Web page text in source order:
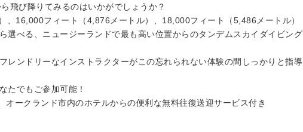
飛び降りてみるのはいかがでしょうか？
、16,000フィート（4,876メートル）、18,000フィート（5,486メートル）
選べる、ニュージーランドで最も高い位置からのタンデムスカイダイビング
レンドリーなインストラクターがこの忘れられない体験の間しっかりと指導
たでもご参加可能！
オークランド市内のホテルからの便利な無料往復送迎サービス付き